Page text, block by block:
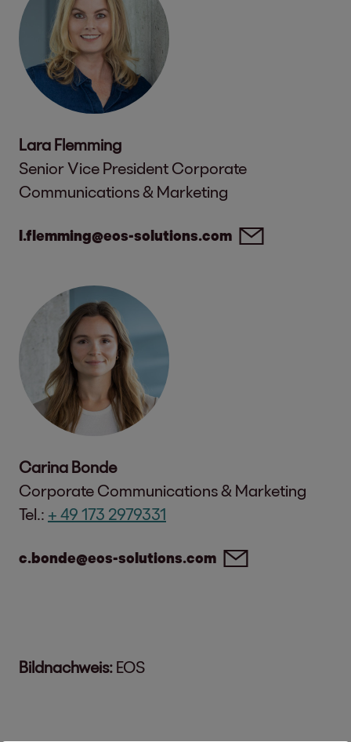
Lara Flemming
Senior Vice President Corporate
Communications & Marketing
l.flemming@eos-solutions.com
Carina Bonde
Corporate Communications & Marketing
Tel.: + 49 173 2979331
c.bonde@eos-solutions.com
Bildnachweis: EOS